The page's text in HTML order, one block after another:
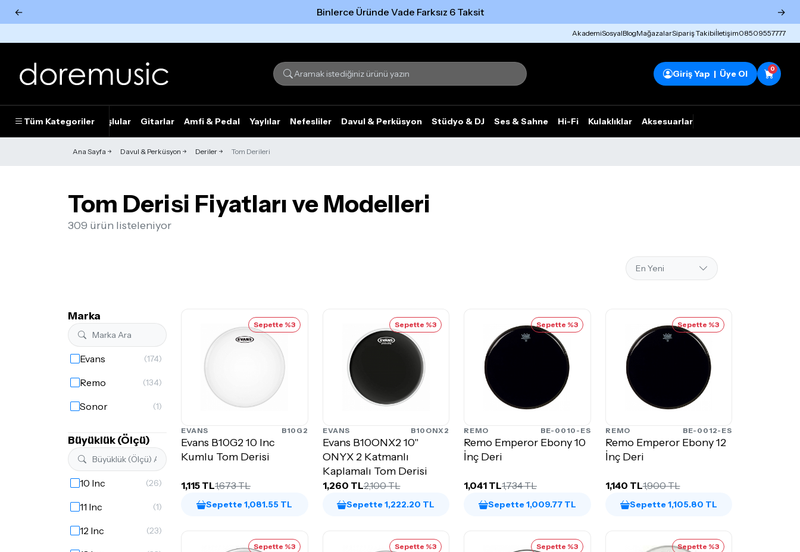
← Binlerce Üründe Vade Farksız 6 Taksit →
AkademiSosyalBlogMağazalarSipariş Takibiİletişim08509557777
Giriş Yap | Üye Ol 0
Tüm Kategoriler
Piyanolar Tuşlular Gitarlar Amfi & Pedal Yaylılar Nefesliler Davul & Perküsyon Stüdyo & DJ Ses & Sahne Hi-Fi Kulaklıklar Aksesuarlar
Ana Sayfa Davul & Perküsyon Deriler Tom Derileri
Tom Derisi Fiyatları ve Modelleri
309 ürün listeleniyor
Marka
Evans (174)
Remo (134)
Sonor (1)
Büyüklük (Ölçü)
10 Inc (26)
11 Inc (1)
12 Inc (23)
Sepette %3
EVANS B10G2
Evans B10G2 10 Inc
Kumlu Tom Derisi
1,115 TL1,673 TL
Sepette 1,081.55 TL
Sepette %3
EVANS B10ONX2
Evans B10ONX2 10"
ONYX 2 Katmanlı
Kaplamalı Tom Derisi
1,260 TL2,100 TL
Sepette 1,222.20 TL
Sepette %3
REMO BE-0010-ES
Remo Emperor Ebony 10
İnç Deri
1,041 TL1,734 TL
Sepette 1,009.77 TL
Sepette %3
REMO BE-0012-ES
Remo Emperor Ebony 12
İnç Deri
1,140 TL1,900 TL
Sepette 1,105.80 TL
Sepette %3 Sepette %3 Sepette %3 Sepette %3
Tümünü Gör Tümünü gör